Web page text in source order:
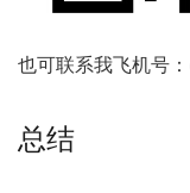
也可联系我飞机号
总结